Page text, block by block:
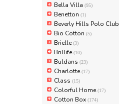
Bella Villa (95)
Benetton (1)
Beverly Hills Polo Club
Bio Cotton (5)
Brielle(3)
Brillife(10)
Buldans (23)
Charlotte(17)
Class (15)
Colorful Home(17)
Cotton Box (174)